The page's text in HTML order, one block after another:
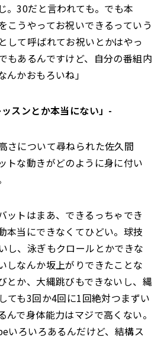
。30だと言われても。でも本
こうやってお祝いできるっていう
して呼ばれてお祝いとかはやっ
もあるんですけど、自分の番組内
んかおもろいね」
ッスンとか本当にない」-
さについて尋ねられた佐久間
トな動きがどのように身に付い
ットはまあ、できるっちゃでき
本当にできなくてひどい。球技
し、泳ぎもクロールとかできな
しなんか坂上がりできたことな
とか、大縄跳びもできないし、縄
ても3回か4回に1回絶対つまずい
んで身体能力はマジで高くない。
いろいろあるんだけど、結構ス